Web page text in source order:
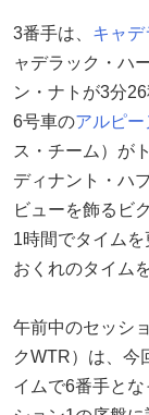
3番手は、 キャデ
ャデラック・ハ
ン・ナトが3分
6号車のアルピー
ス・チーム）が
ディナント・ハ
ビューを飾るビ
1時間でタイム
おくれのタイム
午前中のセッシ
クWTR）は、今
イムで6番手と